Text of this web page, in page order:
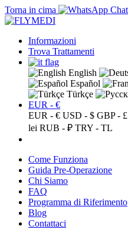
Torna in cima
Informazioni
Trova Trattamenti
English
Español
Türkçe
EUR - €
EUR - € USD - $ GBP - £
lei RUB - ₽ TRY - TL
Come Funziona
Guida Pre-Operazione
Chi Siamo
FAQ
Programma di Riferimento
Blog
Contattaci